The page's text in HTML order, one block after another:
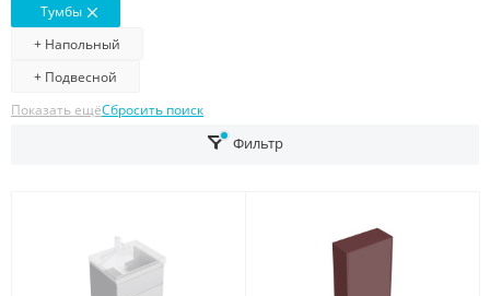
Тумбы
+ Напольный
+ Подвесной
Показать ещёСбросить поиск
Фильтр